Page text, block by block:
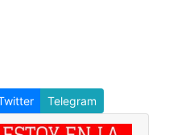
Telegram